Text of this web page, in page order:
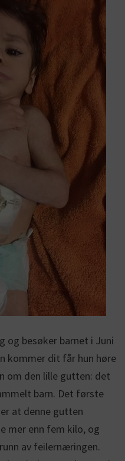
og besøker barnet i Juni
kommer dit får hun høre
om den lille gutten: det
barn. Det første
at denne gutten
mer enn fem kilo, og
av feilernæringen.